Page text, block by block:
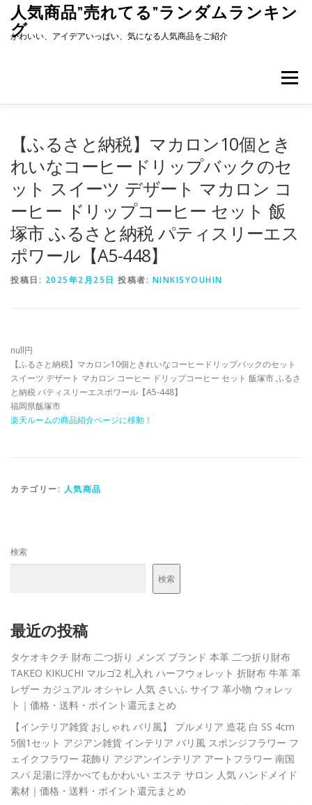
キ
人気商品”売れてる”ランダムランキン
グ
かわいい、アイデアいっぱい、気になる人気商品をご紹介
メニュー
【ふるさと納税】マカロン10個とき
れいなコーヒードリップバックのセ
ット スイーツ デザート マカロン コ
ーヒー ドリップコーヒー セット 飯
塚市 ふるさと納税 パティスリーエス
ポワール【A5-448】
投稿日: 2025年2月25日 投稿者: NINKISYOUHIN
null円
【ふるさと納税】マカロン10個ときれいなコーヒードリップバックのセット
スイーツ デザート マカロン コーヒー ドリップコーヒー セット 飯塚市 ふるさ
と納税 パティスリーエスポワール【A5-448】
福岡県飯塚市
楽天ルームの商品紹介ページに移動！
カテゴリー: 人気商品
検索
検索
最近の投稿
タケオキクチ 財布 二つ折り メンズ ブランド 本革 二つ折り財布
TAKEO KIKUCHI マルゴ2 札入れ ハーフウォレット 折財布 牛革 革
レザー カジュアル オシャレ 人気 さいふ サイフ 革小物 ウォレッ
ト｜価格・送料・ポイント還元まとめ
【インテリア雑貨 おしゃれ バリ風】 プルメリア 造花 白 SS 4cm
5個1セット アジアン雑貨 インテリア バリ風 スポンジフラワー フ
ェイクフラワー 花飾り アジアンインテリア アートフラワー 南国
スパ 足湯に浮かべてもかわいい エステ サロン 人気 ハンドメイド
素材｜価格・送料・ポイント還元まとめ